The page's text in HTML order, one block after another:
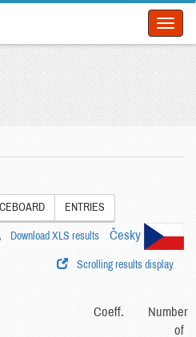
ENTRIES
Česky
Download XLS results
Scrolling results display
Coeff.
Number
of